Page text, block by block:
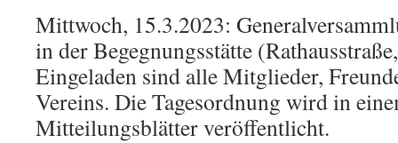
Mittwoch, 15.3.2023:
in der Begegnungsstätte
Eingeladen sind alle Mitglieder,
Vereins. Die Tagesordnung wird in
Mitteilungsblätter veröffentlicht.